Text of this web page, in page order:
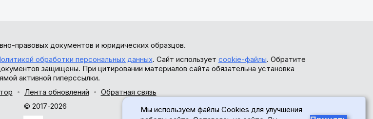
правовых документов и юридических образцов.
обработки персональных данных. Сайт использует cookie-файлы. Обратите
защищены. При цитировании материалов сайта обязательна установка
активной гиперссылки.
Лента обновлений
Обратная связь
© 2017-2026
Мы используем файлы Cookies для улучшения